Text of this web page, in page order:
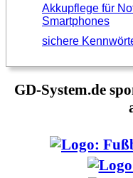
Akkupflege für
Smartphones
sichere
GD-System.de